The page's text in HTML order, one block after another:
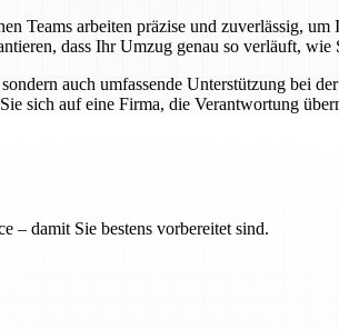
Teams arbeiten präzise und zuverlässig,
dass Ihr Umzug genau so verläuft,
auch umfassende Unterstützung bei
sich auf eine Firma, die Verantwortung
– damit Sie bestens vorbereitet sind.